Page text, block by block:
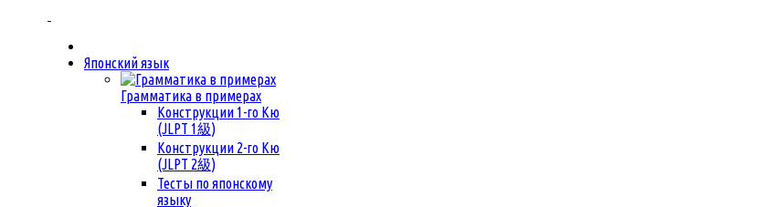
Японский язык
Грамматика в примерах
Конструкции 1-го Кю
(JLPT 1級)
Конструкции 2-го Кю
(JLPT 2級)
Тесты по японскому
языку